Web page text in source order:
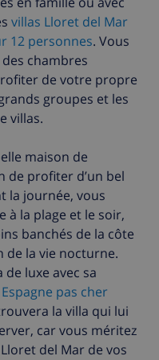
villas Lloret del Mar
12 personnes. Vous
chambres
de votre propre
groupes et les
villas.
maison de
de profiter d’un bel
la journée, vous
à la plage et le soir,
banchés de la côte
de la vie nocturne.
luxe avec sa
pas cher
la villa qui lui
car vous méritez
del Mar de vos